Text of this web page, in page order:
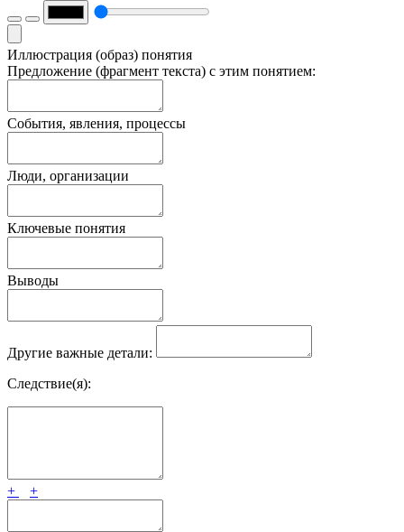
Иллюстрация (образ) понятия
Предложение (фрагмент текста) с этим понятием:
События, явления, процессы
Люди, организации
Ключевые понятия
Выводы
Другие важные детали:
Следствие(я):
+ +